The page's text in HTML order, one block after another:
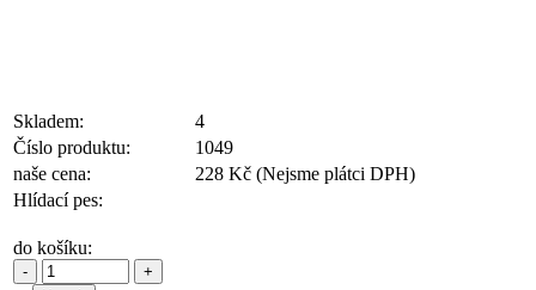
Skladem:
4
Číslo produktu:
1049
naše cena:
228 Kč (Nejsme plátci DPH)
Hlídací pes:
do košíku:
- +